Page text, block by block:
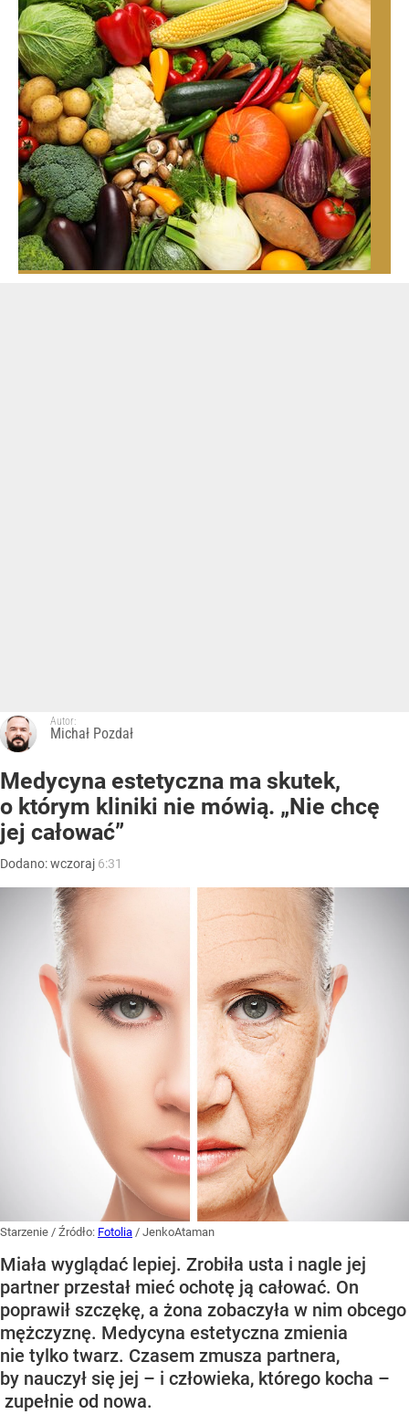
Autor:
Michał Pozdał
Medycyna estetyczna ma skutek,
o którym kliniki nie mówią. „Nie chcę
jej całować”
Dodano:wczoraj 6:31
Starzenie / Źródło: Fotolia / JenkoAtaman
Miała wyglądać lepiej. Zrobiła usta i nagle jej
partner przestał mieć ochotę ją całować. On
poprawił szczękę, a żona zobaczyła w nim obcego
mężczyznę. Medycyna estetyczna zmienia
nie tylko twarz. Czasem zmusza partnera,
by nauczył się jej – i człowieka, którego kocha –
zupełnie od nowa.